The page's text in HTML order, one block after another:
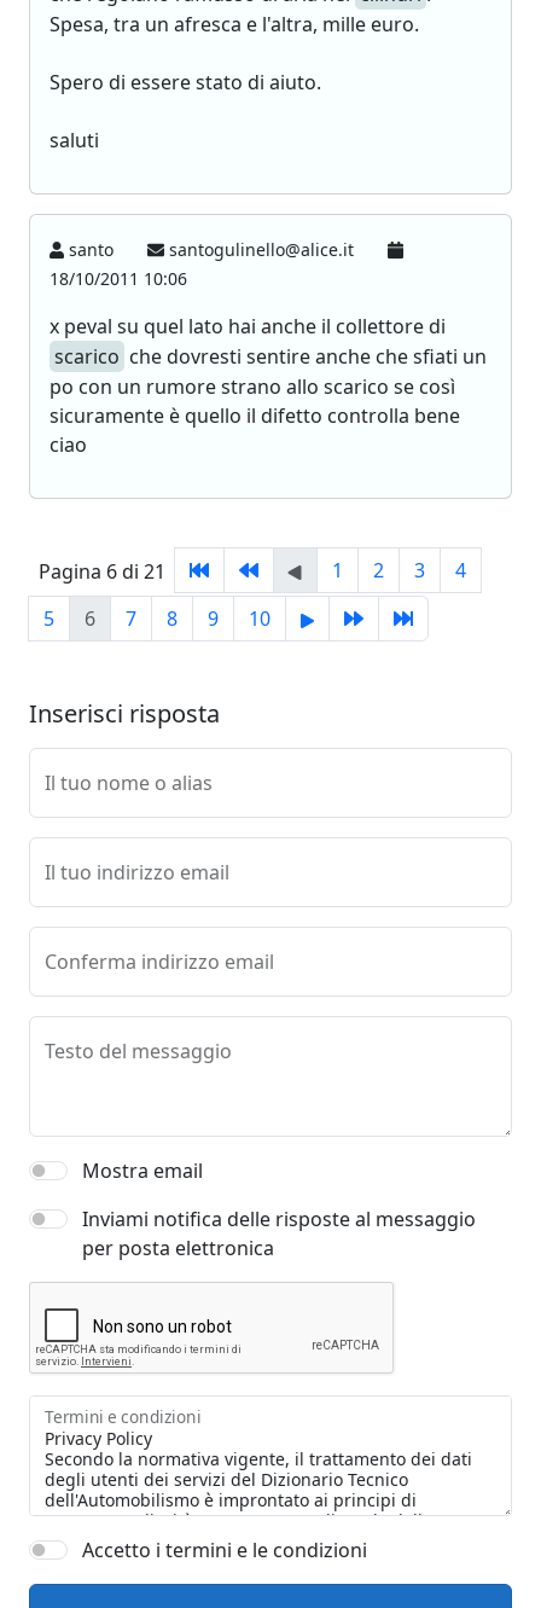
Spesa, tra un afresca e l'altra, mille euro.
Spero di essere stato di aiuto.
saluti
santo
santogulinello@alice.it
18/10/2011 10:06
x peval su quel lato hai anche il collettore di
scarico che dovresti sentire anche che sfiati un
po con un rumore strano allo scarico se così
sicuramente è quello il difetto controlla bene
ciao
Pagina 6 di 21 1 2 3
4
5
6 7 8 9 10
Inserisci risposta
Il tuo nome o alias
Il tuo indirizzo email
Conferma indirizzo email
Testo del messaggio
Mostra email
Inviami notifica delle risposte al messaggio
per posta elettronica
Termini e condizioni
Accetto i termini e le condizioni